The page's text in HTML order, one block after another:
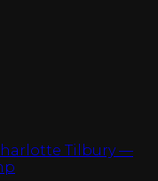
Tilbury —